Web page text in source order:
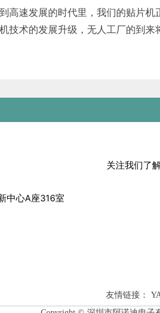
高速发展的时代里，我们的贴片
技术的发展升级，无人工厂的到
中心A座316室
关注我们了
友情链接：